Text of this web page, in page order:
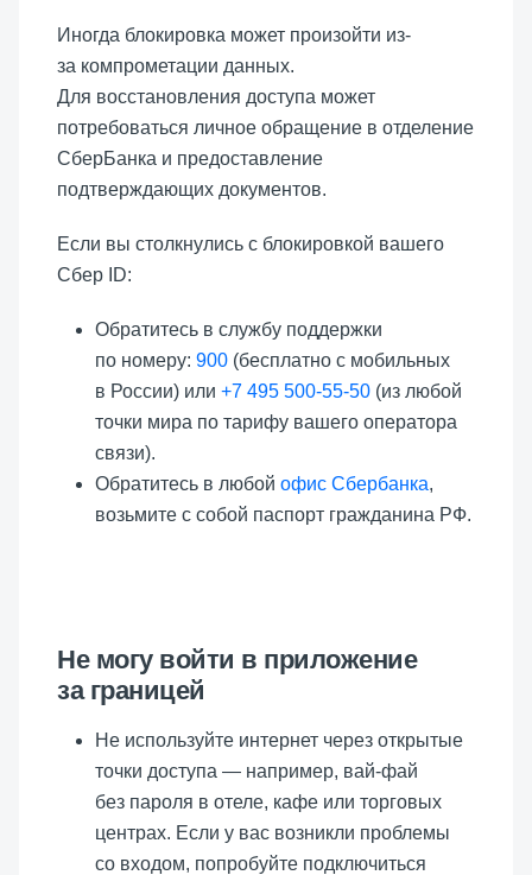
Иногда блокировка может произойти из-
за компрометации данных.
Для восстановления доступа может
потребоваться личное обращение в отделение
СберБанка и предоставление
подтверждающих документов.
Если вы столкнулись с блокировкой вашего
Сбер ID:
Обратитесь в службу поддержки
по номеру: 900 (бесплатно с мобильных
в России) или +7 495 500-55-50 (из любой
точки мира по тарифу вашего оператора
связи).
Обратитесь в любой офис Сбербанка,
возьмите с собой паспорт гражданина РФ.
Не могу войти в приложение
за границей
Не используйте интернет через открытые
точки доступа — например, вай-фай
без пароля в отеле, кафе или торговых
центрах. Если у вас возникли проблемы
со входом, попробуйте подключиться